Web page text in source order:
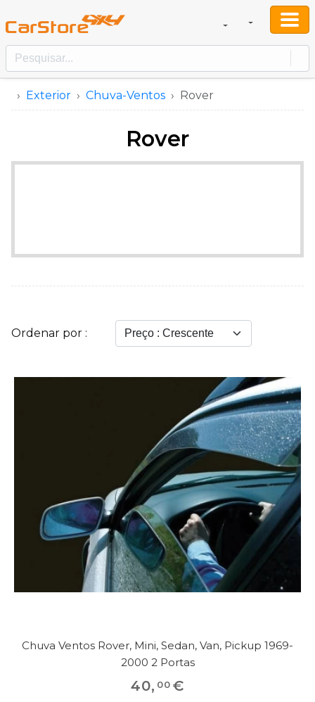
Exterior Chuva-Ventos Rover
Rover
Ordenar por :
Chuva Ventos Rover, Mini, Sedan, Van, Pickup 1969-
2000 2 Portas
40, 00 €